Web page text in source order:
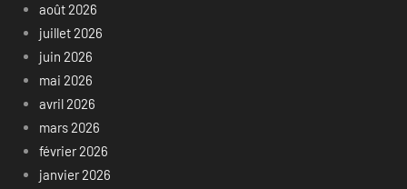
août 2026
juillet 2026
juin 2026
mai 2026
avril 2026
mars 2026
février 2026
janvier 2026